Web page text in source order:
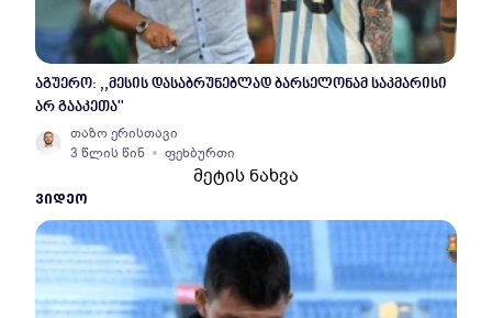
აგუერო: ,,მესის დასაბრუნებლად ბარსელონამ საკმარისი
არ გააკეთა''
თაზო ერისთავი
3 წლის წინ
ფეხბურთი
მეტის ნახვა
ᲕᲘᲓᲔᲝ